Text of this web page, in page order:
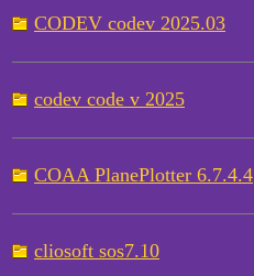
CODEV codev 2025.03
codev code v 2025
COAA PlanePlotter 6.7.4.4
cliosoft sos7.10